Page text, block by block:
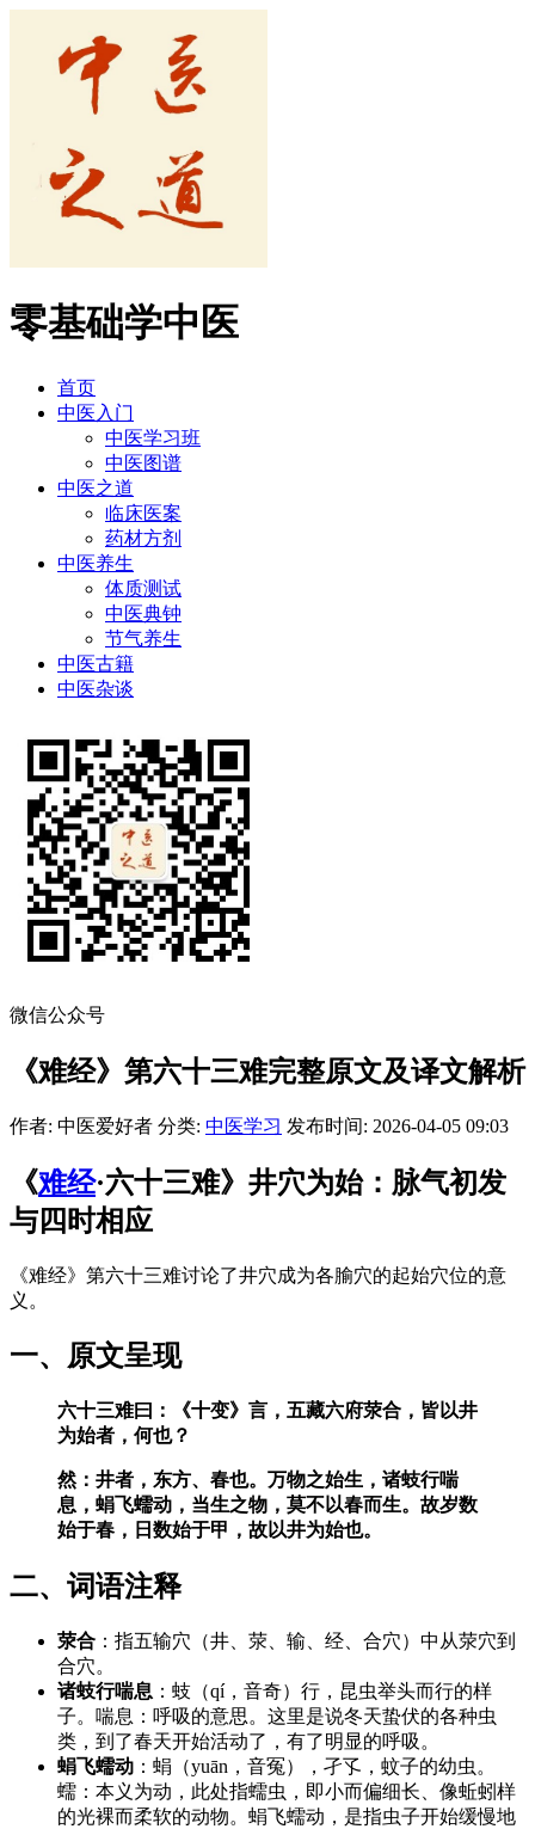
零基础学中医
首页
中医入门
中医学习班
中医图谱
中医之道
临床医案
药材方剂
中医养生
体质测试
中医典钟
节气养生
中医古籍
中医杂谈
微信公众号
《难经》第六十三难完整原文及译文解析
作者: 中医爱好者 分类: 中医学习 发布时间: 2026-04-05 09:03
《难经·六十三难》井穴为始：脉气初发
与四时相应
《难经》第六十三难讨论了井穴成为各腧穴的起始穴位的意
义。
一、原文呈现
六十三难曰：《十变》言，五藏六府荥合，皆以井
为始者，何也？
然：井者，东方、春也。万物之始生，诸蚑行喘
息，蜎飞蠕动，当生之物，莫不以春而生。故岁数
始于春，日数始于甲，故以井为始也。
二、词语注释
荥合 ：指五输穴（井、荥、输、经、合穴）中从荥穴到
合穴。
诸蚑行喘息 ：蚑（qí，音奇）行，昆虫举头而行的样
子。喘息：呼吸的意思。这里是说冬天蛰伏的各种虫
类，到了春天开始活动了，有了明显的呼吸。
蜎飞蠕动 ：蜎（yuān，音冤），孑孓，蚊子的幼虫。
蠕：本义为动，此处指蠕虫，即小而偏细长、像蚯蚓样
的光裸而柔软的动物。蜎飞蠕动，是指虫子开始缓慢地